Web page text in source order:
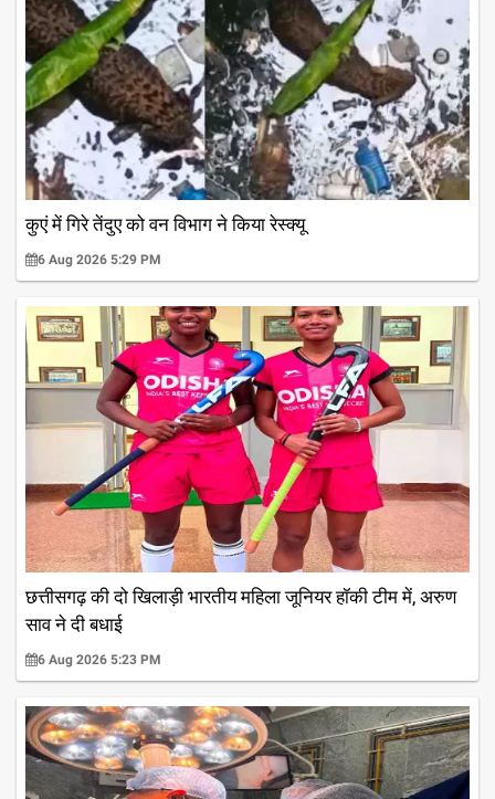
कुएं में गिरे तेंदुए को वन विभाग ने किया रेस्क्यू
6 Aug 2026 5:29 PM
छत्तीसगढ़ की दो खिलाड़ी भारतीय महिला जूनियर हॉकी टीम में, अरुण
साव ने दी बधाई
6 Aug 2026 5:23 PM